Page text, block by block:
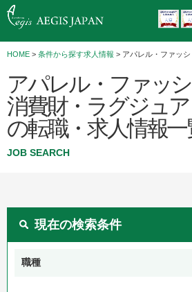
HOME > 条件から探す求人情報 > アパレル・ファッ
アパレル・ファッ
消費財・ラグジュ
の転職・求人情報一
JOB SEARCH
現在の検索条件
職種